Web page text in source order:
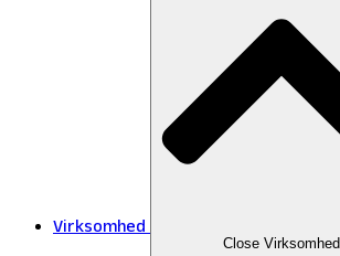
Virksomhed
Close Virksomhed